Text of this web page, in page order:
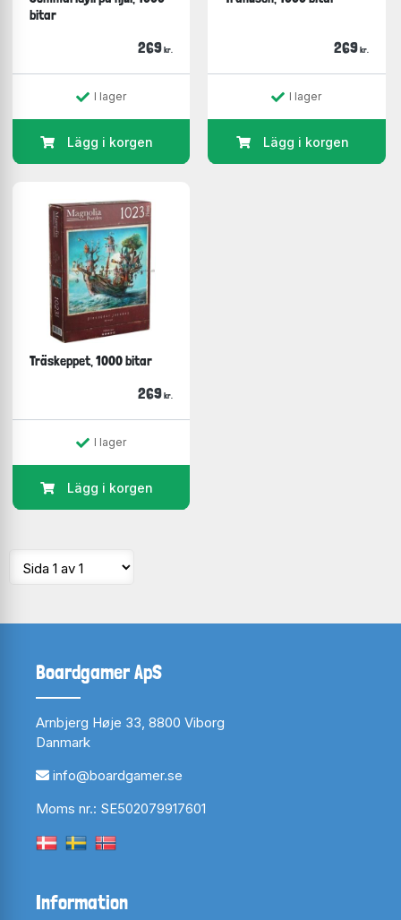
bitar
269 kr.
I lager
Lägg i korgen
269 kr.
I lager
Lägg i korgen
Träskeppet, 1000 bitar
269 kr.
I lager
Lägg i korgen
Boardgamer ApS
Arnbjerg Høje 33, 8800 Viborg
Danmark
info@boardgamer.se
Moms nr.: SE502079917601
Information